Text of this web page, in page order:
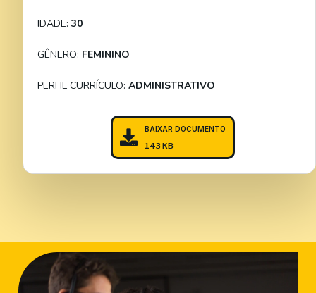
IDADE: 30
GÊNERO: FEMININO
PERFIL CURRÍCULO: ADMINISTRATIVO
BAIXAR DOCUMENTO
143 KB